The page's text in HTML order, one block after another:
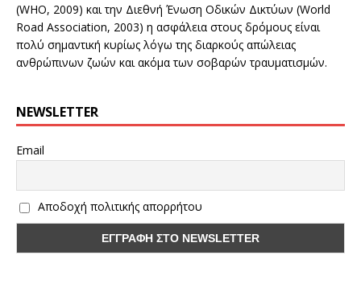
(WHO, 2009) και την Διεθνή Ένωση Οδικών Δικτύων (World
Road Association, 2003) η ασφάλεια στους δρόμους είναι
πολύ σημαντική κυρίως λόγω της διαρκούς απώλειας
ανθρώπινων ζωών και ακόμα των σοβαρών τραυματισμών.
NEWSLETTER
Email
Αποδοχή πολιτικής απορρήτου